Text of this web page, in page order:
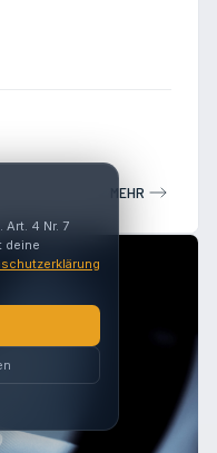
MEHR
Art. 4 Nr. 7
deine